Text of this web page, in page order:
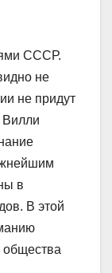
СССР.
не
не придут
Вилли
в
В этой
общества